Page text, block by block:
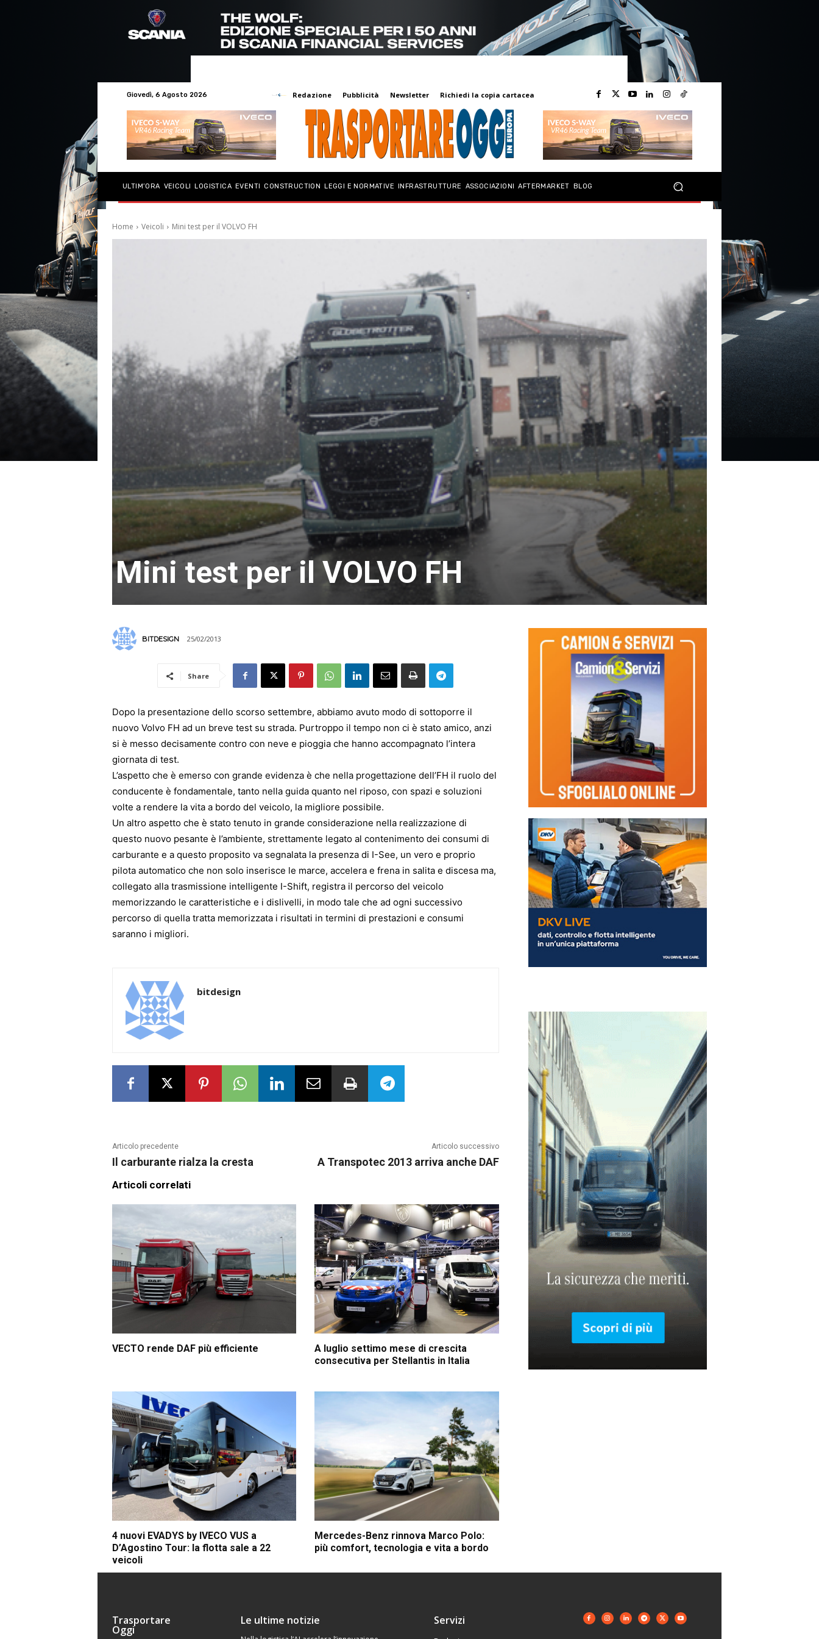
Giovedì, 6 Agosto 2026 Redazione Pubblicità Newsletter Richiedi la copia cartacea
ULTIM’ORA VEICOLI LOGISTICA EVENTI CONSTRUCTION LEGGI E NORMATIVE INFRASTRUTTURE ASSOCIAZIONI AFTERMARKET BLOG
Home Veicoli Mini test per il VOLVO FH
Mini test per il VOLVO FH
BITDESIGN 25/02/2013
Share
Dopo la presentazione dello scorso settembre, abbiamo avuto modo di sottoporre il
nuovo Volvo FH ad un breve test su strada. Purtroppo il tempo non ci è stato amico, anzi
si è messo decisamente contro con neve e pioggia che hanno accompagnato l’intera
giornata di test.
L’aspetto che è emerso con grande evidenza è che nella progettazione dell’FH il ruolo del
conducente è fondamentale, tanto nella guida quanto nel riposo, con spazi e soluzioni
volte a rendere la vita a bordo del veicolo, la migliore possibile.
Un altro aspetto che è stato tenuto in grande considerazione nella realizzazione di
questo nuovo pesante è l’ambiente, strettamente legato al contenimento dei consumi di
carburante e a questo proposito va segnalata la presenza di I-See, un vero e proprio
pilota automatico che non solo inserisce le marce, accelera e frena in salita e discesa ma,
collegato alla trasmissione intelligente I-Shift, registra il percorso del veicolo
memorizzando le caratteristiche e i dislivelli, in modo tale che ad ogni successivo
percorso di quella tratta memorizzata i risultati in termini di prestazioni e consumi
saranno i migliori.
bitdesign
Articolo precedente
Il carburante rialza la cresta
Articolo successivo
A Transpotec 2013 arriva anche DAF
Articoli correlati
VECTO rende DAF più efficiente
A luglio settimo mese di crescita
consecutiva per Stellantis in Italia
4 nuovi EVADYS by IVECO VUS a
D’Agostino Tour: la flotta sale a 22
veicoli
Mercedes-Benz rinnova Marco Polo:
più comfort, tecnologia e vita a bordo
Trasportare
Oggi
Le ultime notizie Servizi